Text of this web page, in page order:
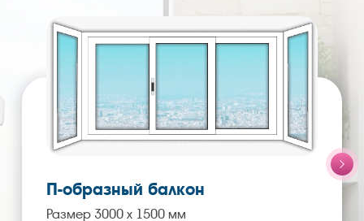
П-образный балкон
Размер 3000 х 1500 мм